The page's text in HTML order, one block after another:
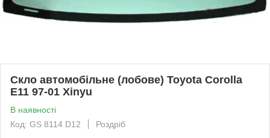
Скло автомобільне (лобове) Toyota Corolla
E11 97-01 Xinyu
В наявності
Код: GS 8114 D12
Роздріб